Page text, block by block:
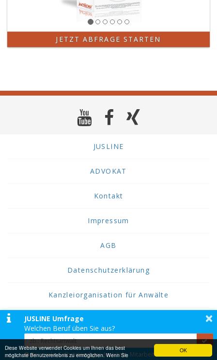
OK
Diese Website verwendet Cookies um Ihnen das best
möglichste Benutzererlebnis zu ermöglichen. Wenn Sie
JETZT ABFRAGE STARTEN
JUSLINE
ADVOKAT
Kontakt
Impressum
AGB
Datenschutzerklärung
Kanzleiorganisation für Anwälte
JUSLINE® ist eine Marke der ADVOKAT
Unternehmensberatung Greiter & Greiter GmbH.
×
JUSLINE Umfrage
Welchen Beruf üben Sie aus?
Beispiele: Selbstständiger Architekt, Mitarbeiter einer